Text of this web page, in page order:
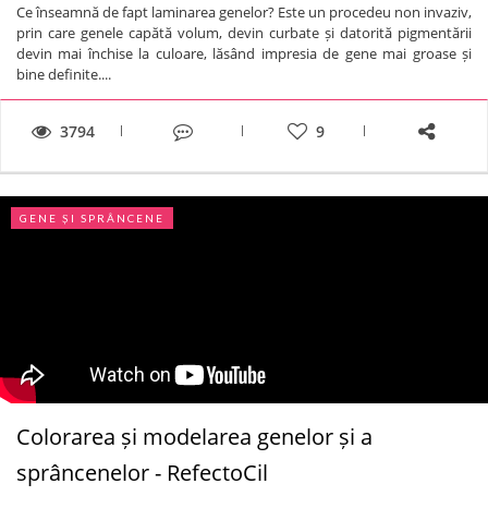
Ce înseamnă de fapt laminarea genelor? Este un procedeu non invaziv,
prin care genele capătă volum, devin curbate și datorită pigmentării
devin mai închise la culoare, lăsând impresia de gene mai groase și
bine definite....
3794 9
GENE ȘI SPRÂNCENE
Colorarea și modelarea genelor și a
sprâncenelor - RefectoCil